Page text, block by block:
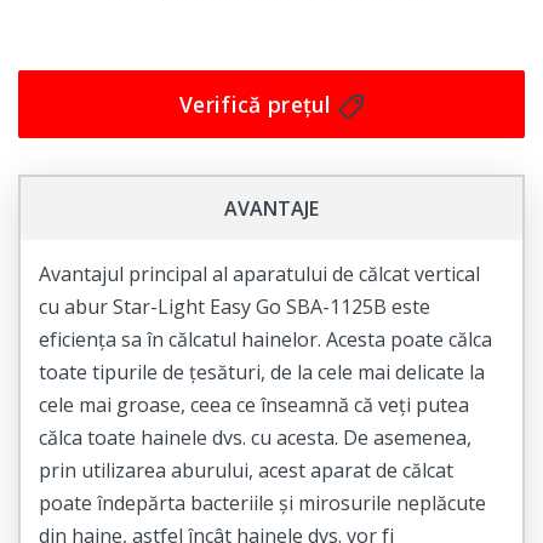
transportat, astfel încât să puteți să-l luați oriunde
aveți nevoie. Cumpărați acum și bucurați-vă de
Verifică prețul
AVANTAJE
Avantajul principal al aparatului de călcat vertical
cu abur Star-Light Easy Go SBA-1125B este
eficiența sa în călcatul hainelor. Acesta poate călca
toate tipurile de țesături, de la cele mai delicate la
cele mai groase, ceea ce înseamnă că veți putea
călca toate hainele dvs. cu acesta. De asemenea,
prin utilizarea aburului, acest aparat de călcat
poate îndepărta bacteriile și mirosurile neplăcute
din haine, astfel încât hainele dvs. vor fi